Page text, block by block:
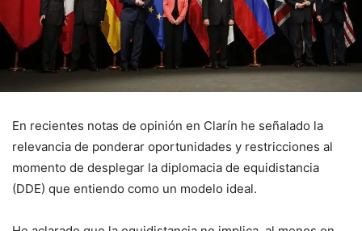
En recientes notas de opinión en Clarín he señalado la
relevancia de ponderar oportunidades y restricciones al
momento de desplegar la diplomacia de equidistancia
(DDE) que entiendo como un modelo ideal.